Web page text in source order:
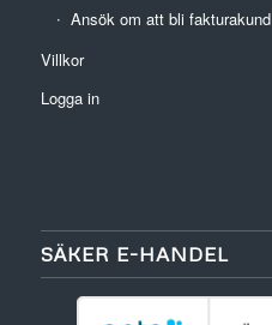
Ansök om att bli fakturakund
Villkor
Logga in
SÄKER E-HANDEL